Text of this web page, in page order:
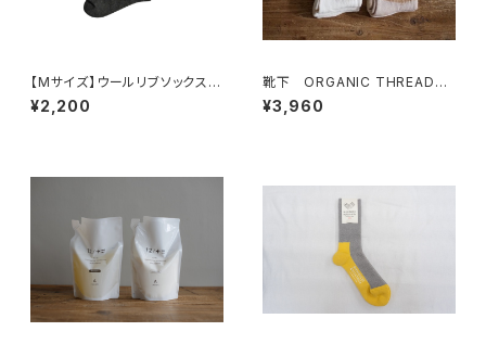
【Mサイズ】ウールリブソックス /
NISHIGUCHI KUTSUSHITA
¥2,200
靴下 ORGANIC THREADS
ミックス３足セット
¥3,960